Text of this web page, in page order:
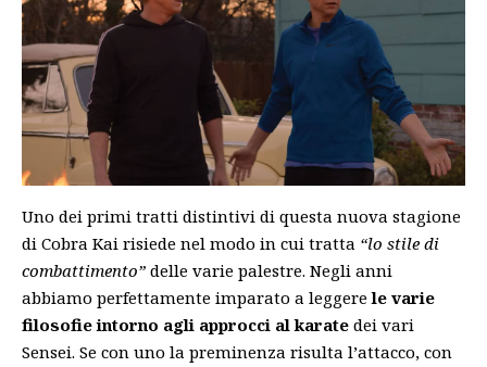
Uno dei primi tratti distintivi di questa nuova stagione
di Cobra Kai risiede nel modo in cui tratta “lo stile di
combattimento” delle varie palestre. Negli anni
abbiamo perfettamente imparato a leggerele varie
filosofie intorno agli approcci al karate dei vari
Sensei. Se con uno la preminenza risulta l’attacco, con